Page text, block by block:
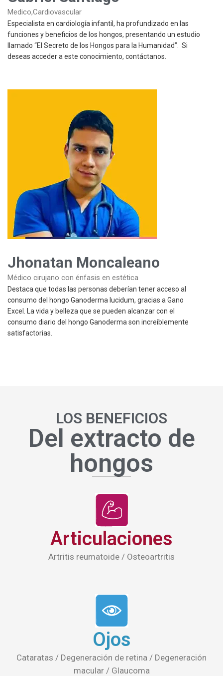
llamado “El Secreto de los Hongos para la Humanidad”.
deseas acceder a este conocimiento, contáctanos.
Jhonatan Moncaleano
Médico cirujano con énfasis en estética
consumo del hongo Ganoderma lucidum, gracias a Gano
Excel. La vida y belleza que se pueden alcanzar con el
consumo diario del hongo Ganoderma son increíblemente
satisfactorias.
hongos
Articulaciones
Artritis reumatoide / Osteoartritis
Ojos
Cataratas / Degeneración de retina / Degeneración
macular / Glaucoma